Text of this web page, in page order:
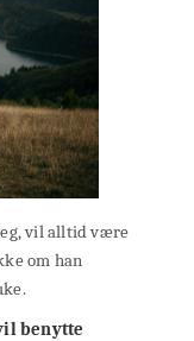
vil alltid være
om han
benytte